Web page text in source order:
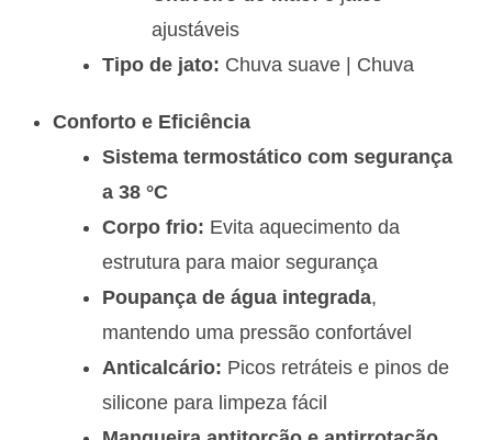
ajustáveis
Tipo de jato: Chuva suave | Chuva
Conforto e Eficiência
Sistema termostático com segurança
a 38 °C
Corpo frio: Evita aquecimento da
estrutura para maior segurança
Poupança de água integrada,
mantendo uma pressão confortável
Anticalcário: Picos retráteis e pinos de
silicone para limpeza fácil